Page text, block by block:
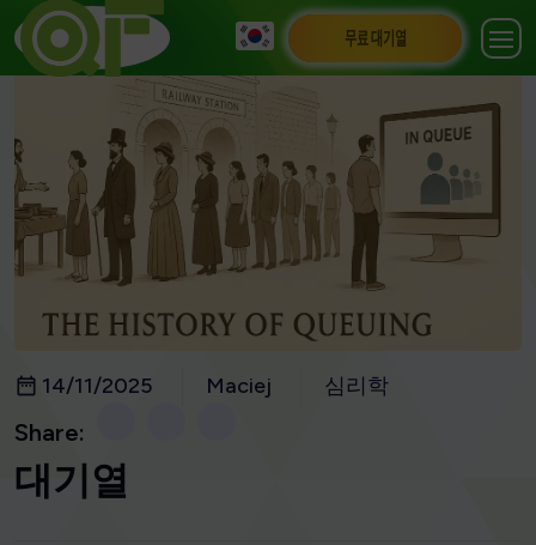
무료 대기열
14/11/2025 Maciej 심리학
Share:
대기열